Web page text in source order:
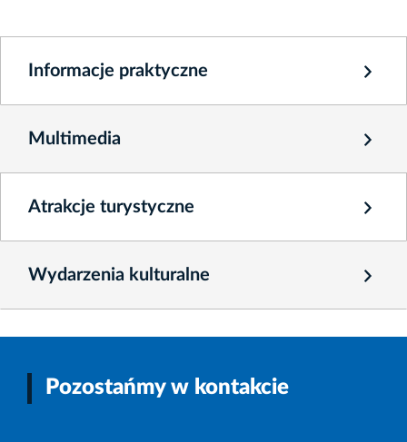
Informacje praktyczne
Multimedia
Atrakcje turystyczne
Wydarzenia kulturalne
Pozostańmy w kontakcie